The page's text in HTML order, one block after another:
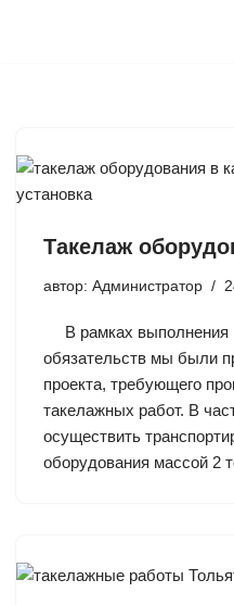
Такелаж
автор: Администратор
В рамках выполнения
обязательств мы были
проекта, требующего
такелажных работ. В
осуществить
оборудования массой 2